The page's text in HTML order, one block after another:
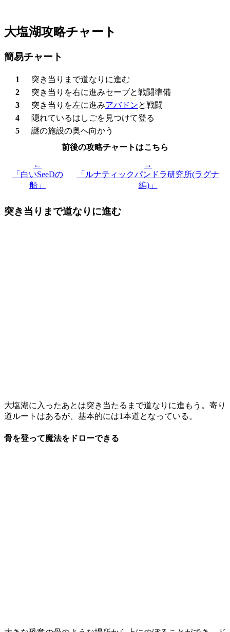
大塩湖攻略チャート
簡易チャート
1
突き当りまで道なりに進む
2
突き当りを右に進みセーブと戦闘準備
3
突き当りを左に進みアバドンと戦闘
4
隠れているはしごを見つけて登る
5
謎の施設の奥へ向かう
前後の攻略チャートはこちら
←
「白いSeeDの
船」
→
「ルナティックパンドラ研究所(ラグナ
編)」
突き当りまで道なりに進む
大塩湖に入ったあとは突き当たるまで道なりに進もう。寄り
道ルートはあるが、基本的には1本道となっている。
骨を登って魔法をドローできる